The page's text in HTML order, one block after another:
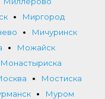
Миргород
Мичуринск
Можайск
Монастыриска
Мостиска
Муром